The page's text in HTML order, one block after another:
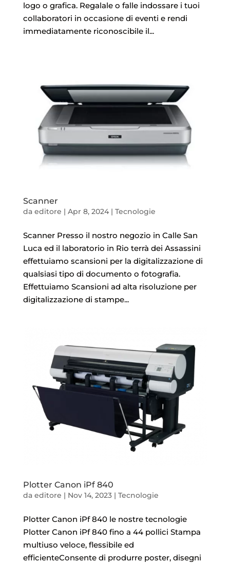
logo o grafica. Regalale o falle indossare i tuoi
collaboratori in occasione di eventi e rendi
immediatamente riconoscibile il...
Scanner
da editore | Apr 8, 2024| Tecnologie
Scanner Presso il nostro negozio in Calle San
Luca ed il laboratorio in Rio terrà dei Assassini
effettuiamo scansioni per la digitalizzazione di
qualsiasi tipo di documento o fotografia.
Effettuiamo Scansioni ad alta risoluzione per
digitalizzazione di stampe...
Plotter Canon iPf 840
da editore | Nov 14, 2023| Tecnologie
Plotter Canon iPf 840 le nostre tecnologie
Plotter Canon iPf 840 fino a 44 pollici Stampa
multiuso veloce, flessibile ed
efficienteConsente di produrre poster, disegni